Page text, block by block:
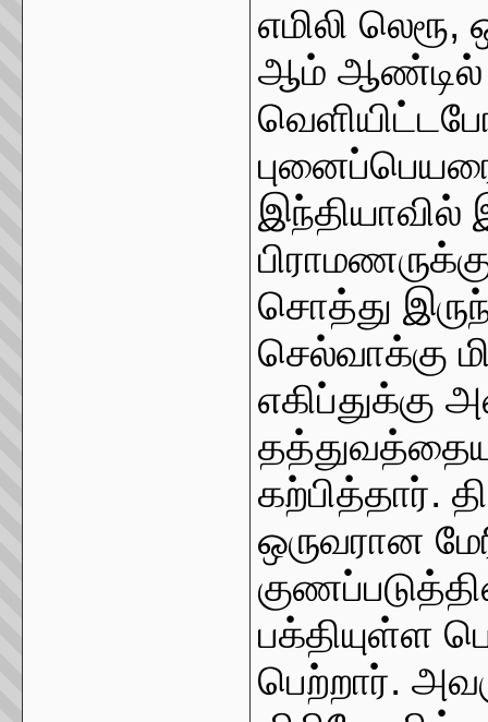
எமிலி
ஆம் ஆண்டில்
இந்தியாவில்
சொத்து
செல்வாக்கு
எகிப்துக்கு
கற்பித்தார்.
ஒருவரான
பக்தியுள்ள
பெற்றார்.